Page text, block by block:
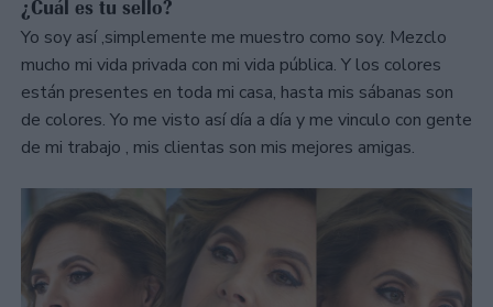
¿Cuál es tu sello?
Yo soy así ,simplemente me muestro como soy. Mezclo
mucho mi vida privada con mi vida pública. Y los colores
están presentes en toda mi casa, hasta mis sábanas son
de colores. Yo me visto así día a día y me vinculo con gente
de mi trabajo , mis clientas son mis mejores amigas.